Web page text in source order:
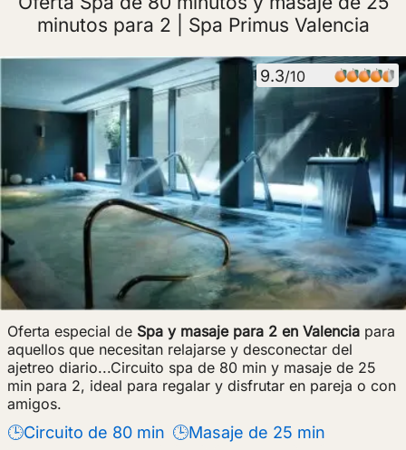
minutos para 2 | Spa Primus Valencia
9.3/10
Oferta especial de Spa y masaje para 2 en Valencia para
aquellos que necesitan relajarse y desconectar del
ajetreo diario...Circuito spa de 80 min y masaje de 25
min para 2, ideal para regalar y disfrutar en pareja o con
amigos.
🕒Circuito de 80 min 🕒Masaje de 25 min